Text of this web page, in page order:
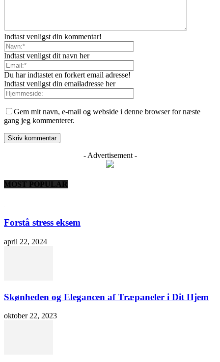
Indtast venligst din kommentar!
Indtast venligst dit navn her
Du har indtastet en forkert email adresse!
Indtast venligst din emailadresse her
Gem mit navn, e-mail og webside i denne browser for næste
gang jeg kommenterer.
- Advertisement -
MOST POPULAR
Forstå stress eksem
april 22, 2024
Skønheden og Elegancen af Træpaneler i Dit Hjem
oktober 22, 2023